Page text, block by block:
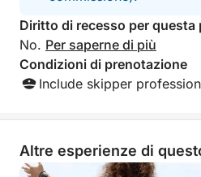
Diritto di recesso per questa
No. Per saperne di più
Condizioni di prenotazione
Include skipper
Altre esperienze di